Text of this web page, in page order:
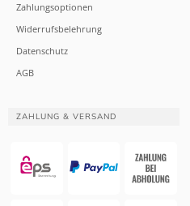
Zahlungsoptionen
Widerrufsbelehrung
Datenschutz
AGB
ZAHLUNG & VERSAND